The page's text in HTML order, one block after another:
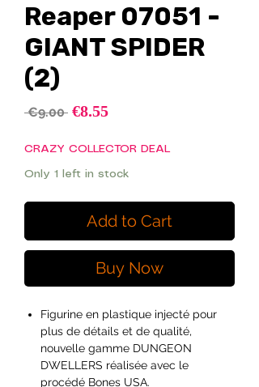
Reaper 07051 -
GIANT SPIDER
(2)
€9.00 Regular
€8.55
CRAZY COLLECTOR DEAL
Only 1 left in stock
Add to Cart
Buy Now
Figurine en plastique injecté pour
plus de détails et de qualité,
nouvelle gamme DUNGEON
DWELLERS réalisée avec le
procédé Bones USA.